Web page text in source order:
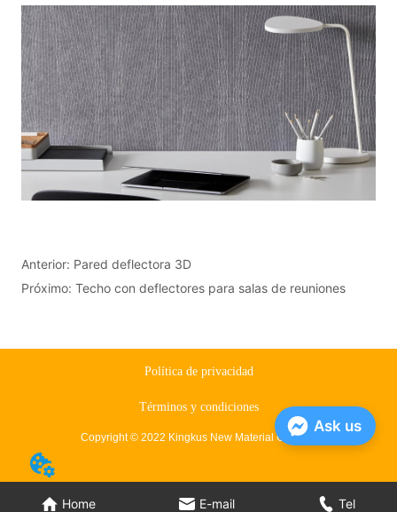
Anterior: Pared deflectora 3D
Próximo:Techo con deflectores para salas de reuniones
Home E-mail Tel
Política de privacidad
Términos y condiciones
Copyright © 2022 Kingkus New Material Co., Ltd.
Ask us